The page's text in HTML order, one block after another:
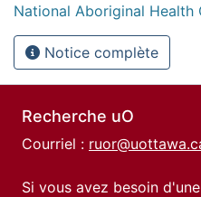
National Aboriginal Health
Notice complète
Recherche uO
Courriel :
Si vous avez besoin